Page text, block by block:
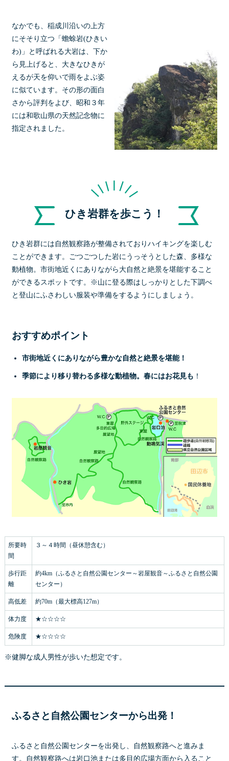
なかでも、稲成川沿いの上方
にそそり立つ「蟾蜍岩(ひきい
わ)」と呼ばれる大岩は、下か
ら見上げると、大きなひきが
えるが天を仰いで雨をよぶ姿
に似ています。その形の面白
さから評判をよび、昭和３年
には和歌山県の天然記念物に
指定されました。
ひき岩群を歩こう！
ひき岩群には自然観察路が整備されておりハイキングを楽しむ
ことができます。ごつごつした岩にうっそうとした森、多様な
動植物。市街地近くにありながら大自然と絶景を堪能すること
ができるスポットです。※山に登る際はしっかりとした下調べ
と登山にふさわしい服装や準備をするようにしましょう。
おすすめポイント
市街地近くにありながら豊かな自然と絶景を堪能！
季節により移り替わる多様な動植物。春にはお花見も ！
所要時
間
３～４時間（昼休憩含む）
歩行距
離
約4km（ふるさと自然公園センター～岩屋観音～ふるさと自然公園
センター）
高低差 約70m（最大標高127m）
体力度 ★☆☆☆☆
危険度 ★☆☆☆☆
※健脚な成人男性が歩いた想定です。
ふるさと自然公園センターから出発！
ふるさと自然公園センターを出発し、自然観察路へと進みま
す。自然観察路へは岩口池または多目的広場方面から入ること